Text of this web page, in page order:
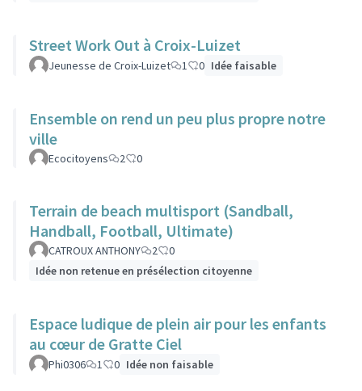
Street Work Out à Croix-Luizet
Jeunesse de Croix-Luizet 1 0 Idée faisable
Ensemble on rend un peu plus propre notre
ville
Ecocitoyens 2 0
Terrain de beach multisport (Sandball,
Handball, Football, Ultimate)
CATROUX ANTHONY 2
0
Idée non retenue en présélection citoyenne
Espace ludique de plein air pour les enfants
au cœur de Gratte Ciel
Phi0306 1 0 Idée non faisable